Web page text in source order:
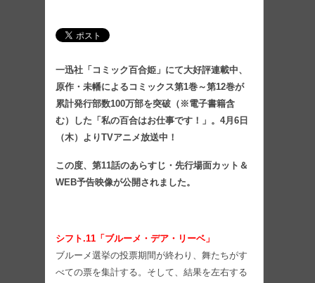
一迅社「コミック百合姫」にて大好評連載中、
原作・未幡によるコミックス第1巻～第12巻が
累計発行部数100万部を突破（※電子書籍含
む）した「私の百合はお仕事です！」。4月6日
（木）よりTVアニメ放送中！
この度、第11話のあらすじ・先行場面カット＆
WEB予告映像が公開されました。
シフト.11「ブルーメ・デア・リーベ」
ブルーメ選挙の投票期間が終わり、舞たちがす
べての票を集計する。そして、結果を左右する